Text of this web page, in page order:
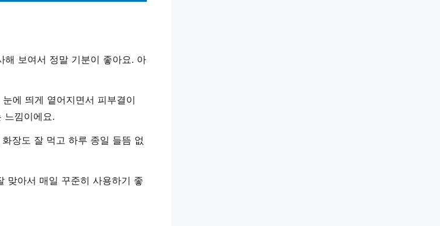
해 보여서 정말 기분이 좋아요. 아
에 띄게 옅어지면서 피부결이
느낌이에요.
장도 잘 먹고 하루 종일 들뜸 없
맞아서 매일 꾸준히 사용하기 좋